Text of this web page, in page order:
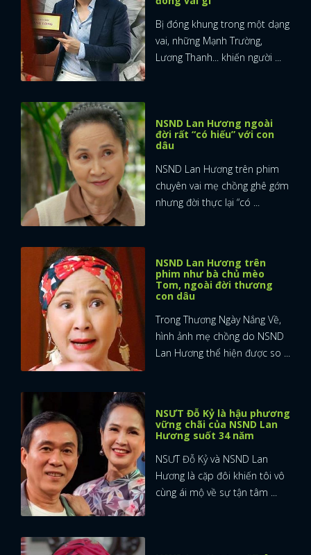
Bị đóng khung trong một dạng
vai, những Mạnh Trường,
Lương Thanh... khiến người ...
NSND Lan Hương ngoài
đời rất “có hiếu” với con
dâu
NSND Lan Hương trên phim
chuyên vai mẹ chồng ghê gớm
nhưng đời thực lại “có ...
NSND Lan Hương trên
phim như bà chủ mèo
Tom, ngoài đời thương
con dâu
Trong Thương Ngày Nắng Về,
hình ảnh mẹ chồng do NSND
Lan Hương thể hiện được so ...
NSƯT Đỗ Kỷ là hậu phương
vững chãi của NSND Lan
Hương suốt 34 năm
NSƯT Đỗ Kỷ và NSND Lan
Hương là cặp đôi khiến tôi vô
cùng ái mộ về sự tận tâm ...